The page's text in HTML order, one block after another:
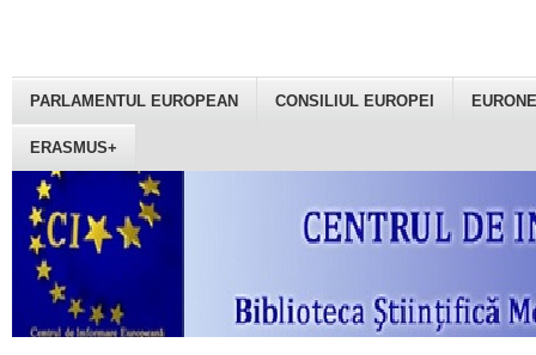
PARLAMENTUL EUROPEAN CONSILIUL EUROPEI
ERASMUS+